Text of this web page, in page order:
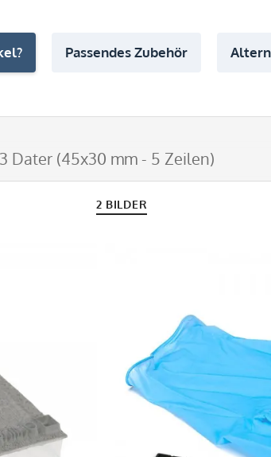
Passendes Zubehör
Dater (45x30 mm - 5 Zeilen)
2 BILDER